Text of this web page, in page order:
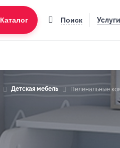
Каталог Поиск Услуги
Детская мебель Пеленальные